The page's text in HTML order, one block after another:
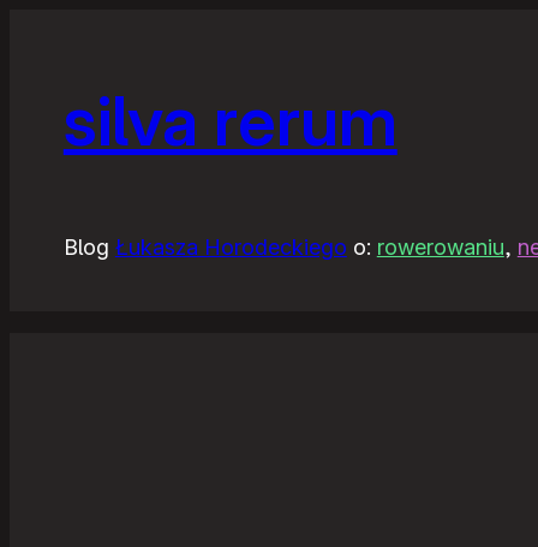
silva rerum
Blog Łukasza Horodeckiego o: rowerowaniu,